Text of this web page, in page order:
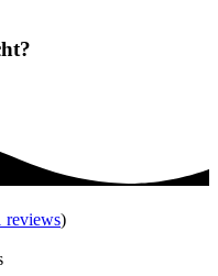
reviews)